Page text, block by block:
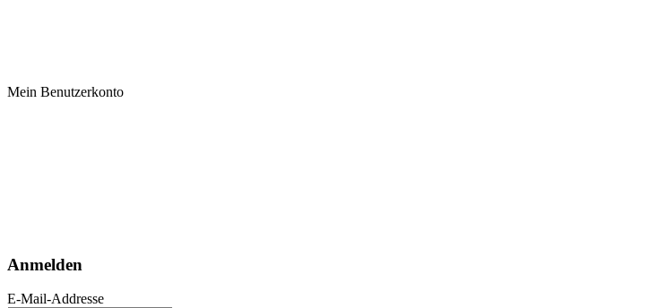
Mein Benutzerkonto
Anmelden
E-Mail-Addresse